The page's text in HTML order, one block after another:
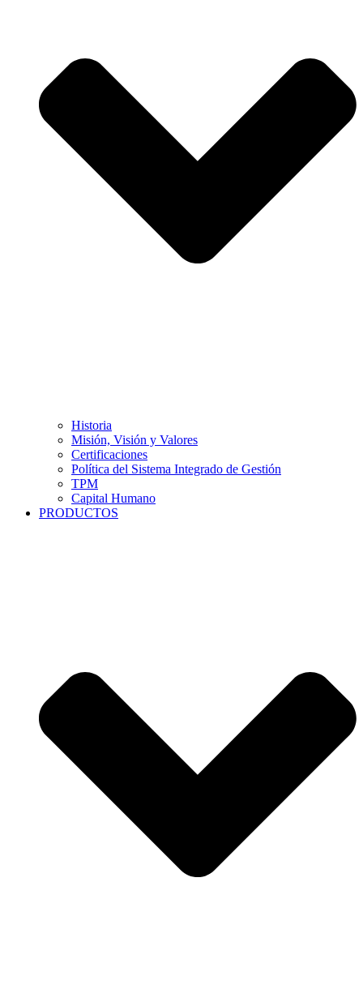
Historia
Misión, Visión y Valores
Certificaciones
Política del Sistema Integrado de Gestión
TPM
Capital Humano
PRODUCTOS